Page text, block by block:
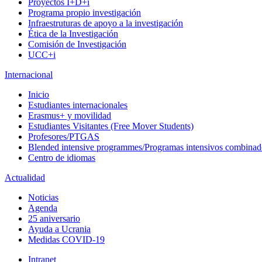
Proyectos I+D+i
Programa propio investigación
Infraestruturas de apoyo a la investigación
Ética de la Investigación
Comisión de Investigación
UCC+i
Internacional
Inicio
Estudiantes internacionales
Erasmus+ y movilidad
Estudiantes Visitantes (Free Mover Students)
Profesores/PTGAS
Blended intensive programmes/Programas intensivos
Centro de idiomas
Actualidad
Noticias
Agenda
25 aniversario
Ayuda a Ucrania
Medidas COVID-19
Intranet